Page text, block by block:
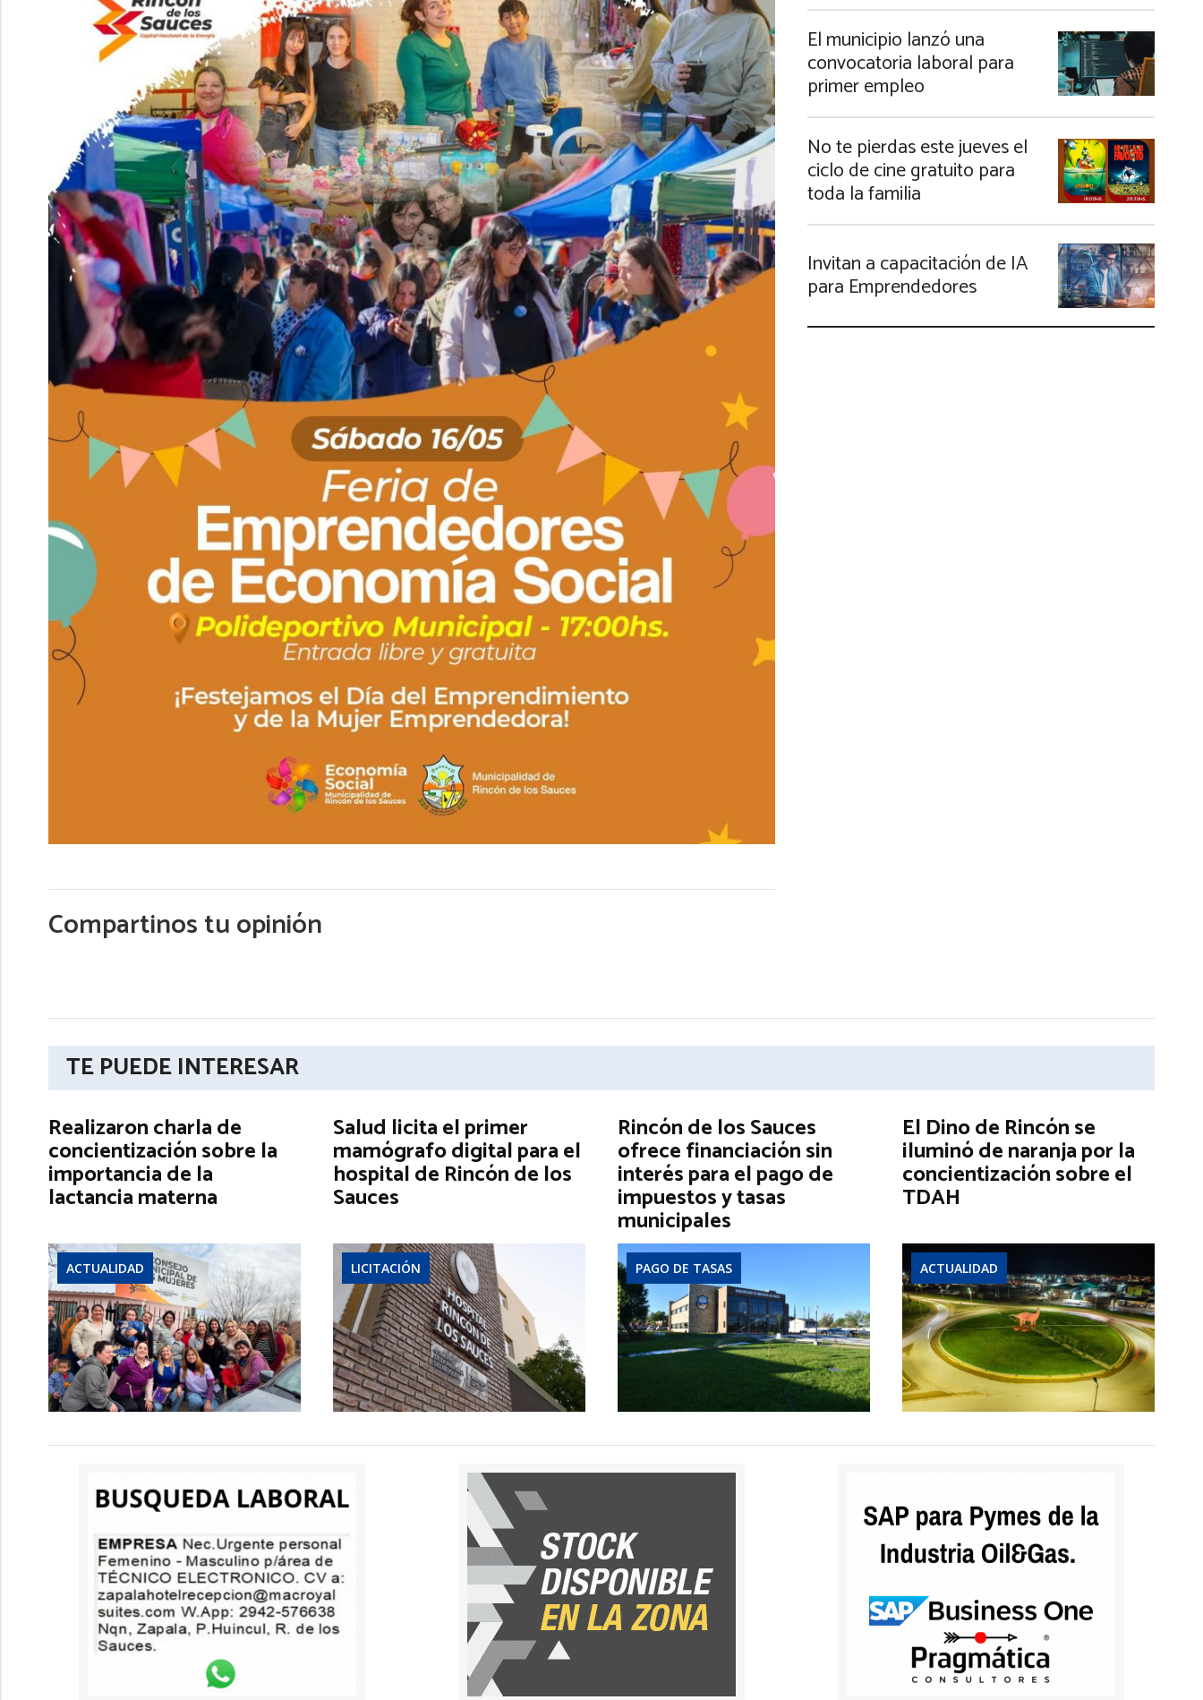
Compartinos tu opinión
El municipio lanzó una
convocatoria laboral para
primer empleo
No te pierdas este jueves el
ciclo de cine gratuito para
toda la familia
Invitan a capacitación de IA
para Emprendedores
TE PUEDE INTERESAR
Realizaron charla de
concientización sobre la
importancia de la
lactancia materna
ACTUALIDAD
Salud licita el primer
mamógrafo digital para el
hospital de Rincón de los
Sauces
LICITACIÓN
Rincón de los Sauces
ofrece financiación sin
interés para el pago de
impuestos y tasas
municipales
PAGO DE TASAS
El Dino de Rincón se
iluminó de naranja por la
concientización sobre el
TDAH
ACTUALIDAD